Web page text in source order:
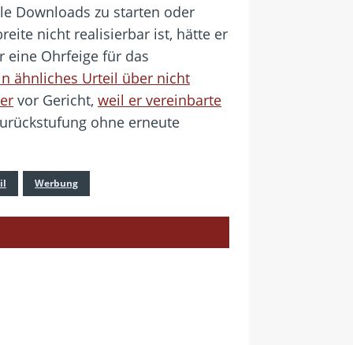
Downloads zu starten oder
nicht realisierbar ist, hätte er
eine Ohrfeige für das
ähnliches Urteil über nicht
vor Gericht, weil er vereinbarte
ohne erneute
Werbung